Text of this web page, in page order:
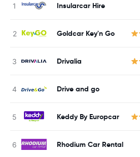
Insularcar Hire
Goldcar Key'n Go
Drivalia
Drive and go
Keddy By Europcar
Rhodium Car Rental